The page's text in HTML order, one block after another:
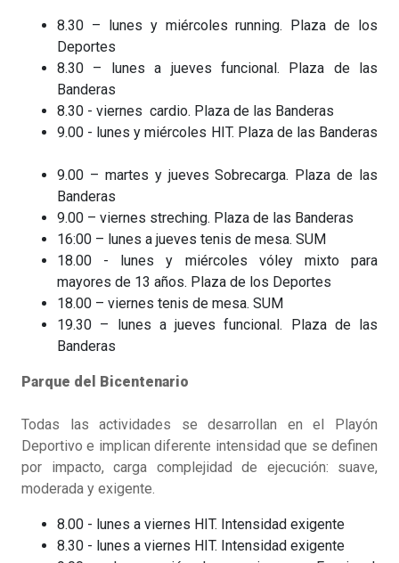
8.30 – lunes y miércoles running. Plaza de los
Deportes
8.30 – lunes a jueves funcional. Plaza de las
Banderas
8.30 - viernes cardio. Plaza de las Banderas
9.00 - lunes y miércoles HIT. Plaza de las Banderas
9.00 – martes y jueves Sobrecarga. Plaza de las
Banderas
9.00 – viernes streching. Plaza de las Banderas
16:00 – lunes a jueves tenis de mesa. SUM
18.00 - lunes y miércoles vóley mixto para
mayores de 13 años. Plaza de los Deportes
18.00 – viernes tenis de mesa. SUM
19.30 – lunes a jueves funcional. Plaza de las
Banderas
Parque del Bicentenario
Todas las actividades se desarrollan en el Playón
Deportivo e implican diferente intensidad que se definen
por impacto, carga complejidad de ejecución: suave,
moderada y exigente.
8.00 - lunes a viernes HIT. Intensidad exigente
8.30 - lunes a viernes HIT. Intensidad exigente